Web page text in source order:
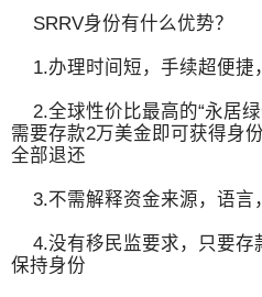
SRRV身份有什么优势？
1.办理时间短，手续超便捷
2.全球性价比最高的“永居绿
需要存款2万美金即可获得身
全部退还
3.不需解释资金来源，语言
4.没有移民监要求，只要存
保持身份